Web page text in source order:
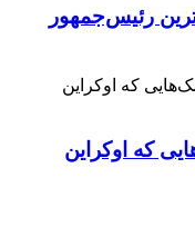
رئیس‌جمهور
که اوکراین